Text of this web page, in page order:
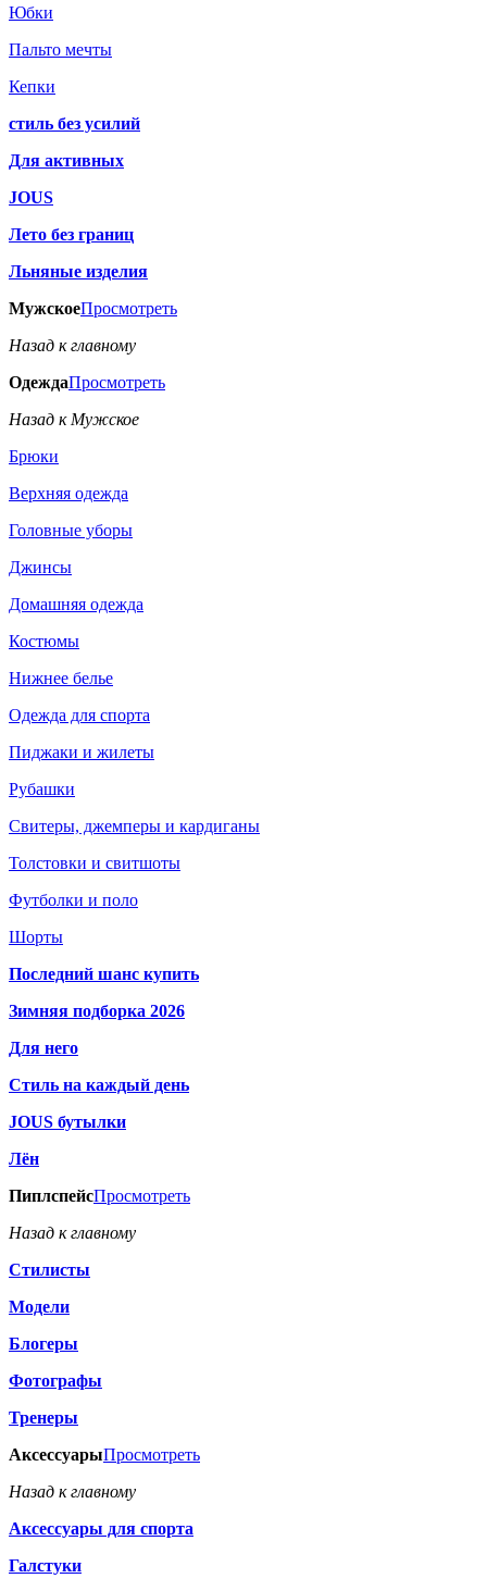
Юбки
Пальто мечты
Кепки
стиль без усилий
Для активных
JOUS
Лето без границ
Льняные изделия
МужскоеПросмотреть
Назад к главному
ОдеждаПросмотреть
Назад к Мужское
Брюки
Верхняя одежда
Головные уборы
Джинсы
Домашняя одежда
Костюмы
Нижнее белье
Одежда для спорта
Пиджаки и жилеты
Рубашки
Свитеры, джемперы и кардиганы
Толстовки и свитшоты
Футболки и поло
Шорты
Последний шанс купить
Зимняя подборка 2026
Для него
Стиль на каждый день
JOUS бутылки
Лён
ПиплспейсПросмотреть
Назад к главному
Стилисты
Модели
Блогеры
Фотографы
Тренеры
АксессуарыПросмотреть
Назад к главному
Аксессуары для спорта
Галстуки